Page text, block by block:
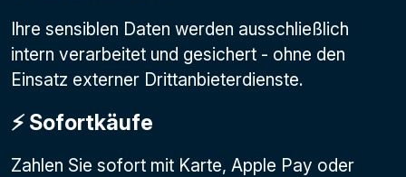
Ihre sensiblen Daten werden ausschließlich
intern verarbeitet und gesichert - ohne den
Einsatz externer Drittanbieterdienste.
⚡️ Sofortkäufe
Zahlen Sie sofort mit Karte, Apple Pay oder